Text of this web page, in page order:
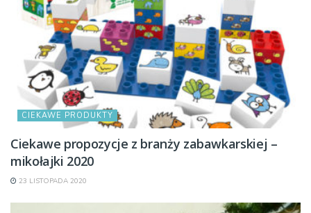
CIEKAWE PRODUKTY
Ciekawe propozycje z branży zabawkarskiej –
mikołajki 2020
23 LISTOPADA 2020